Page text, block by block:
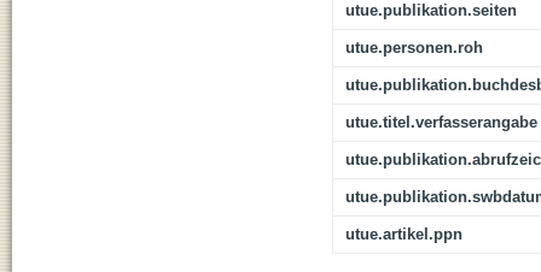
utue.publikation.seiten
utue.personen.roh
utue.titel.verfasserangabe
utue.artikel.ppn